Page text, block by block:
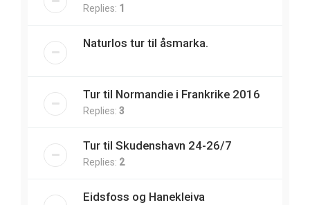
Replies: 1
Naturlos tur til åsmarka.
Tur til Normandie i Frankrike 2016
Replies: 3
Tur til Skudenshavn 24-26/7
Replies: 2
Eidsfoss og Hanekleiva